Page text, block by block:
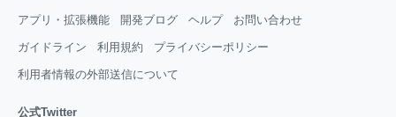
アプリ・拡張機能 開発ブログ ヘルプ お問い合わせ
ガイドライン 利用規約 プライバシーポリシー
利用者情報の外部送信について
公式Twitter